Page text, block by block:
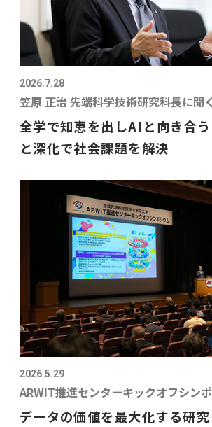
2026.7.28
笠原 正治 先端科学技術研究科長に聞く
全学で知恵を出しAIと向き合う
と深化で社会課題を解決
2026.5.29
ARWIT推進センターキックオフシン
データの価値を最大化する研究